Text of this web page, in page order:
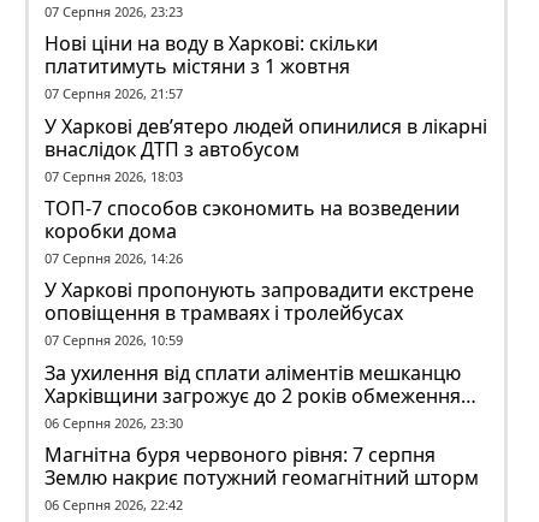
07 Серпня 2026, 23:23
Нові ціни на воду в Харкові: скільки
платитимуть містяни з 1 жовтня
07 Серпня 2026, 21:57
У Харкові дев’ятеро людей опинилися в лікарні
внаслідок ДТП з автобусом
07 Серпня 2026, 18:03
ТОП-7 способов сэкономить на возведении
коробки дома
07 Серпня 2026, 14:26
У Харкові пропонують запровадити екстрене
оповіщення в трамваях і тролейбусах
07 Серпня 2026, 10:59
За ухилення від сплати аліментів мешканцю
Харківщини загрожує до 2 років обмеження
волі
06 Серпня 2026, 23:30
Магнітна буря червоного рівня: 7 серпня
Землю накриє потужний геомагнітний шторм
06 Серпня 2026, 22:42